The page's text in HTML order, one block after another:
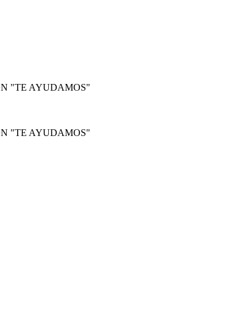
"TE AYUDAMOS"
"TE AYUDAMOS"